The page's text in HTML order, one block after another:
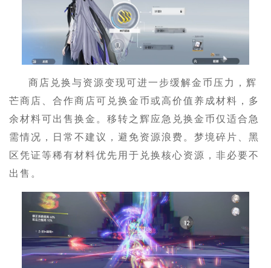
商店兑换与资源变现可进一步缓解金币压力，辉
芒商店、合作商店可兑换金币或高价值养成材料，多
余材料可出售换金。移转之辉应急兑换金币仅适合急
需情况，日常不建议，避免资源浪费。梦境碎片、黑
区凭证等稀有材料优先用于兑换核心资源，非必要不
出售。